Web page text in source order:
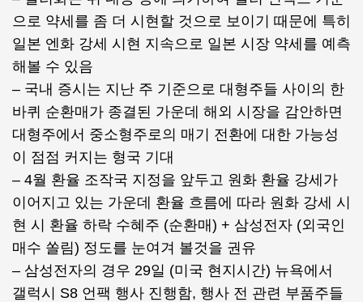
으로 약세를 좀 더 시현할 것으로 보이기 때문에 특히
일본 엔화 강세 시현 지속으로 일본 시장 약세를 예측
해볼 수 있음
– 국내 증시는 지난 주 기준으로 대형주들 사이의 한
바퀴 순환매가 종결된 가운데 해외 시장을 감안하면
대형주에서 중소형주로의 매기 전환에 대한 가능성
이 점점 커지는 형국 기대
– 4월 환율 조작국 지정을 앞두고 원화 환율 강세가
이어지고 있는 가운데 환율 흐름에 따라 원화 강세 시
현 시 환율 하락 수혜주 (순환매) + 삼성전자 (외국인
매수 쏠림) 정도를 눈여겨 볼것을 권유
– 삼성전자의 경우 29일 (미국 현지시간) 뉴욕에서
갤럭시 S8 언팩 행사 진행함, 행사 전 관련 부품주들